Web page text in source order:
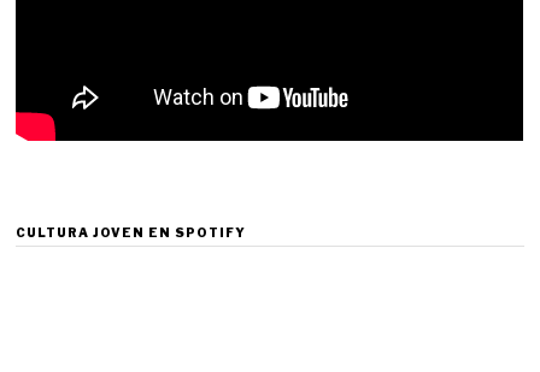
CULTURA JOVEN EN SPOTIFY